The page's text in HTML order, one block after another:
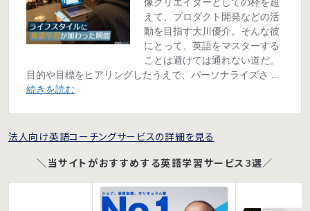
法人向け英語コーチングサービスの詳細を見る
＼当サイトがおすすめする英語学習サービス3選／